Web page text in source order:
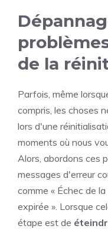
de la
Parfois, même
compris, les choses
lors d'une
moments où nous
Alors, abordons ces
messages d'erreur
comme « Échec de
expirée ». Lorsque
étape est de